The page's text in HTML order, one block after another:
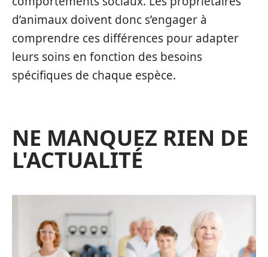
d’animaux doivent donc s’engager à
comprendre ces différences pour adapter
leurs soins en fonction des besoins
spécifiques de chaque espèce.
NE MANQUEZ RIEN DE
L'ACTUALITÉ